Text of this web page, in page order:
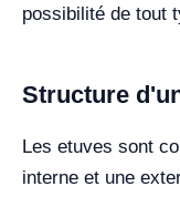
possibilité de tout
Structure
Les etuves sont
interne et une